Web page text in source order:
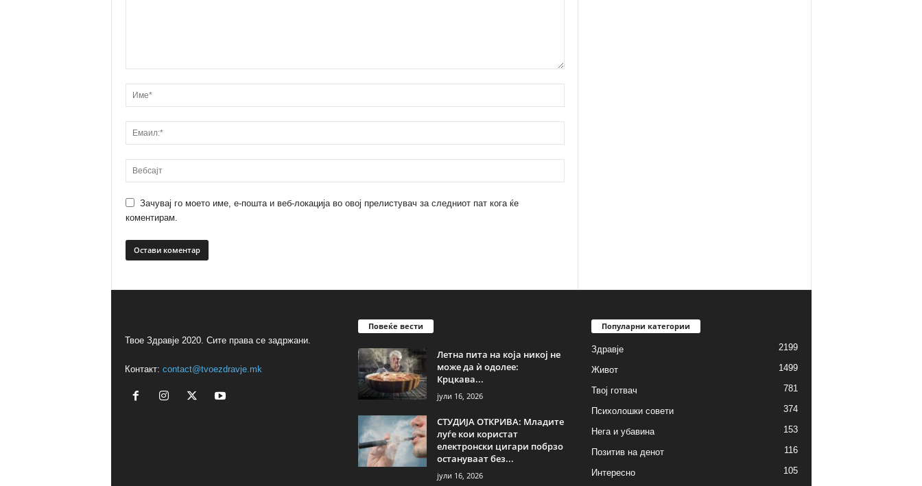
Зачувај го моето име, е-пошта и веб-локација во овој прелистувач за следниот пат кога ќе
коментирам.
Твое Здравје 2020. Сите права се задржани.
Контакт: contact@tvoezdravje.mk
Повеќе вести
Летна пита на која никој не
може да ѝ одолее:
Крцкава...
јули 16, 2026
СТУДИЈА ОТКРИВА: Младите
луѓе кои користат
електронски цигари побрзо
остануваат без...
јули 16, 2026
Популарни категории
Здравје 2199
Живот 1499
Твој готвач 781
Психолошки совети 374
Нега и убавина 153
Позитив на денот 116
Интересно 105